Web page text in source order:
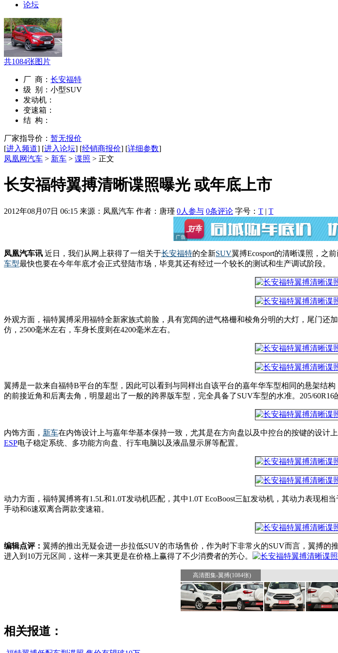
论坛
共1084张图片
厂 商： 长安福特
级 别： 小型SUV
发动机：
变速箱：
结 构：
厂家指导价： 暂无报价
[进入频道] [进入论坛] [经销商报价] [详细参数]
凤凰网汽车 > 新车 > 谍照 > 正文
长安福特翼搏清晰谍照曝光 或年底上市
2012年08月07日 06:15 来源：凤凰汽车 作者： 唐瑾 0人参与 0条评论 字号： T | T
凤凰汽车讯 近日，我们从网上获得了一组关于长安福特的全新SUV翼搏Ecosport的清晰谍照，之
车型最快也要在今年年底才会正式登陆市场，毕竟其还有经过一个较长的测试和生产调试阶段。
外观方面，福特翼搏采用福特全新家族式前脸，具有宽阔的进气格栅和棱角分明的大灯，尾门
仿，2500毫米左右，车身长度则在4200毫米左右。
翼搏是一款来自福特B平台的车型，因此可以看到与同样出自该平台的嘉年华车型相同的悬架结
的前接近角和后离去角，明显超出了一般的跨界版车型，完全具备了SUV车型的水准。205/60R16
内饰方面， 新车在内饰设计上与嘉年华基本保持一致，尤其是在方向盘以及中控台的按键的设计
ESP电子稳定系统、多功能方向盘、行车电脑以及液晶显示屏等配置。
动力方面，福特翼搏将有1.5L和1.0T发动机匹配，其中1.0T EcoBoost三缸发动机，其动力表现
手动和6速双离合两款变速箱。
编辑点评： 翼搏的推出无疑会进一步拉低SUV的市场售价，作为时下非常火的SUV而言，翼搏
进入到10万元区间，这样一来其更是在价格上赢得了不少消费者的芳心。
高清图集-翼搏(1084张)
相关报道：